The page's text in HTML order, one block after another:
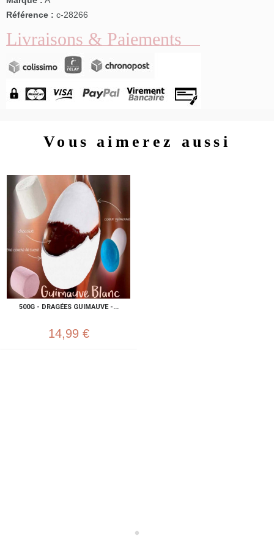
Référence : c-28266
Livraisons & Paiements
Vous aimerez aussi
500G - DRAGÉES GUIMAUVE -...
14,99 €